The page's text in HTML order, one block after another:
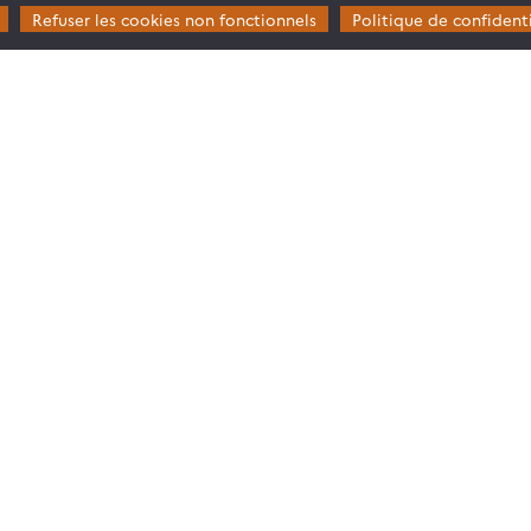
Refuser les cookies non fonctionnels Politique de